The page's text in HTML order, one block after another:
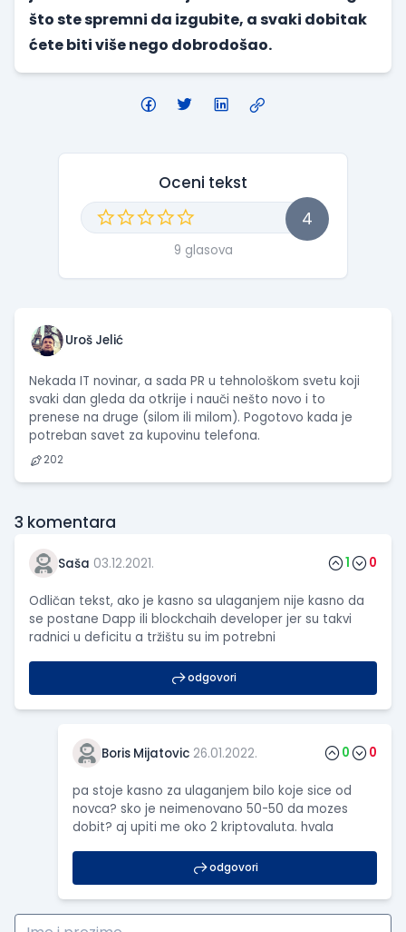
što ste spremni da izgubite, a svaki dobitak
ćete biti više nego dobrodošao.
Oceni tekst
4
9 glasova
Uroš Jelić
Nekada IT novinar, a sada PR u tehnološkom svetu koji
svaki dan gleda da otkrije i nauči nešto novo i to
prenese na druge (silom ili milom). Pogotovo kada je
potreban savet za kupovinu telefona.
202
3 komentara
Saša 03.12.2021. 1 0
Odličan tekst, ako je kasno sa ulaganjem nije kasno da
se postane Dapp ili blockchaih developer jer su takvi
radnici u deficitu a tržištu su im potrebni
odgovori
Boris Mijatovic 26.01.2022. 0 0
pa stoje kasno za ulaganjem bilo koje sice od
novca? sko je neimenovano 50-50 da mozes
dobit? aj upiti me oko 2 kriptovaluta. hvala
odgovori